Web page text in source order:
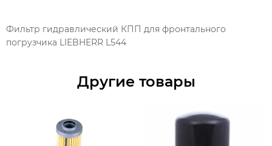
Фильтр гидравлический КПП для фронтального
погрузчика LIEBHERR L544
Другие товары